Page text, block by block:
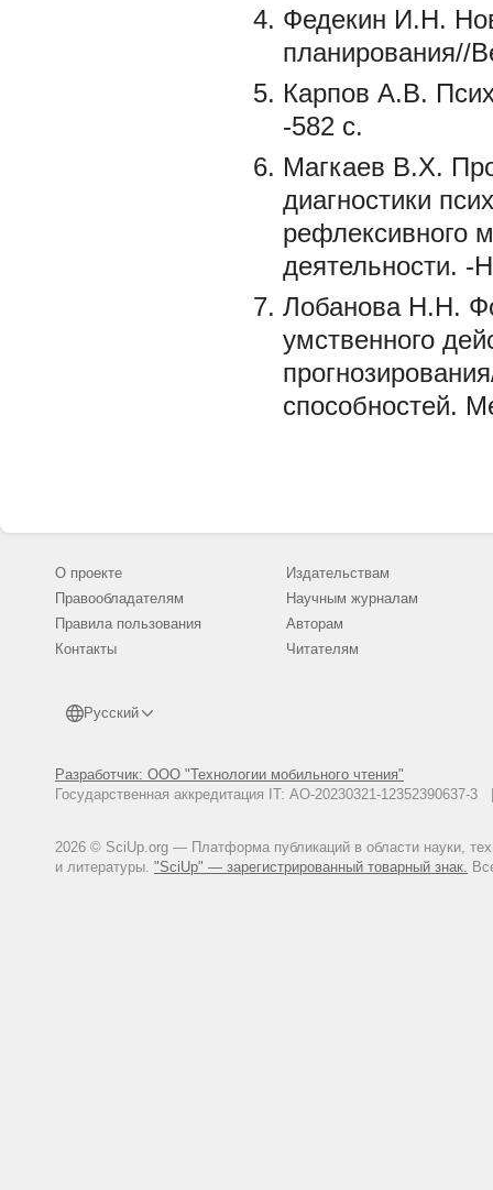
Федекин И.Н.
Карпов А.В.
-582 с.
Магкаев В.Х.
диагностики
рефлексивного
деятельности.
Лобанова Н.Н.
умственного
способностей.
О проекте
Правообладателям
Правила пользования
Контакты
Русский
Разработчик: ООО "Технологии мобильного чтения"
Государственная аккредитация IT: АО-20230321-
2026 © SciUp.org — Платформа публикаций в области науки,
и литературы. "SciUp" — зарегистрированный товарный знак.
Издательствам
Научным журналам
Авторам
Читателям